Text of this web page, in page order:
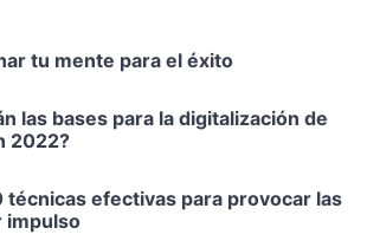
tu mente para el éxito
las bases para la digitalización de
2022?
técnicas efectivas para provocar las
impulso